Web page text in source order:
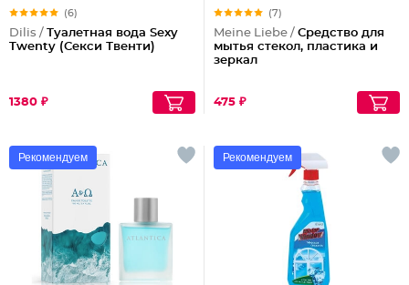
(6)
Dilis / Туалетная вода Sexy
Twenty (Секси Твенти)
1380 ₽
(7)
Meine Liebe / Средство для
мытья стекол, пластика и
зеркал
475 ₽
Рекомендуем Рекомендуем